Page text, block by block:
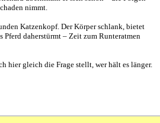
nimmt.
Katzenkopf. Der Körper schlank, bietet
daherstürmt – Zeit zum Runteratmen
hier gleich die Frage stellt, wer hält es länger.